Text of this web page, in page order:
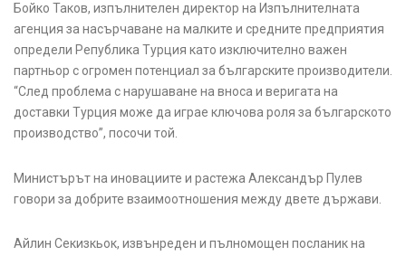
Бойко Таков, изпълнителен директор на Изпълнителната
агенция за насърчаване на малките и средните предприятия
определи Република Турция като изключително важен
партньор с огромен потенциал за българските производители.
“След проблема с нарушаване на вноса и веригата на
доставки Турция може да играе ключова роля за българското
производство”, посочи той.
Министърът на иновациите и растежа Александър Пулев
говори за добрите взаимоотношения между двете държави.
Айлин Секизкьок, извънреден и пълномощен посланик на